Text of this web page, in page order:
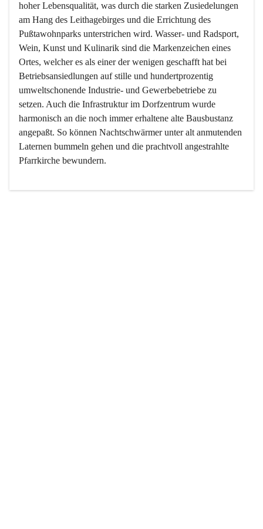
hoher Lebensqualität, was durch die starken Zusiedelungen
am Hang des Leithagebirges und die Errichtung des
Pußtawohnparks unterstrichen wird. Wasser- und Radsport,
Wein, Kunst und Kulinarik sind die Markenzeichen eines
Ortes, welcher es als einer der wenigen geschafft hat bei
Betriebsansiedlungen auf stille und hundertprozentig
umweltschonende Industrie- und Gewerbebetriebe zu
setzen. Auch die Infrastruktur im Dorfzentrum wurde
harmonisch an die noch immer erhaltene alte Bausbustanz
angepaßt. So können Nachtschwärmer unter alt anmutenden
Laternen bummeln gehen und die prachtvoll angestrahlte
Pfarrkirche bewundern.
Der Weinbau dominert heute nicht mehr, ist aber integrativer